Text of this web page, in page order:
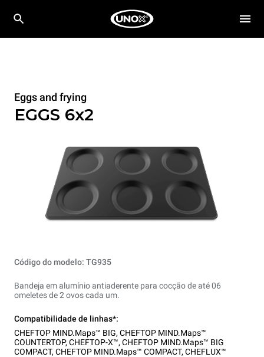
Eggs and frying
EGGS 6x2
Código do modelo: TG935
Bandeja em alumínio antiaderente para cocção de até 06
omeletes de 2 ovos cada um.
Compatibilidade de linhas*:
CHEFTOP MIND.Maps™ BIG, CHEFTOP MIND.Maps™
COUNTERTOP, CHEFTOP-X™, CHEFTOP MIND.Maps™ BIG
COMPACT, CHEFTOP MIND.Maps™ COMPACT, CHEFLUX™